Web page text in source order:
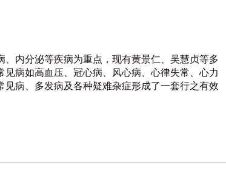
、内分泌等疾病为重点，现有黄景仁、吴慧贞等多
病如高血压、冠心病、风心病、心律失常、心力
病、多发病及各种疑难杂症形成了一套行之有效